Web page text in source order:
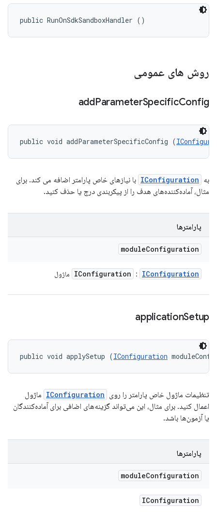
public RunOnSdkSandboxHandler ()
روش های عمومی
addParameterSpecificConfig
public void addParameterSpecificConfig (
به IConfiguration با نیازهای خاص پارامتر اضافه می کند. برای
مثال، آماده‌کننده‌های هدف را از پیکربندی درج یا حذف کنید.
پارامترها
moduleConfiguration
IConfiguration : IConfiguration ماژول
applicationSetup
public void applySetup (IConfiguration
تنظیمات ماژول خاص پارامتر را روی IConfiguration ماژول
اعمال کنید. برای مثال، این می‌تواند گزینه‌های اضافی برای آماده‌کنندگان
یا آزمون‌ها باشد.
پارامترها
moduleConfiguration
IConfiguration